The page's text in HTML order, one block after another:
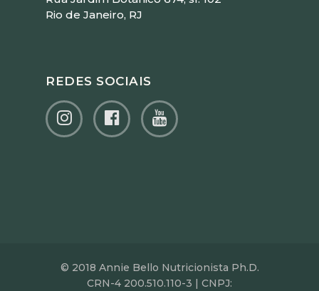
Rio de Janeiro, RJ
REDES SOCIAIS
© 2018 Annie Bello Nutricionista Ph.D.
CRN-4 200.510.110-3 | CNPJ: